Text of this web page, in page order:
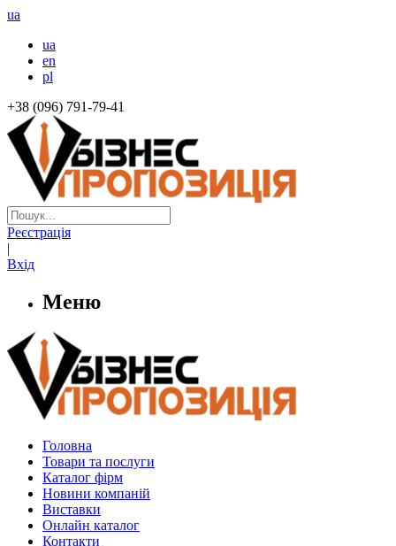
ua
ua
en
pl
+38 (096) 791-79-41
Реєстрація
|
Вхід
Меню
Головна
Товари та послуги
Каталог фірм
Новини компаній
Виставки
Онлайн каталог
Контакти